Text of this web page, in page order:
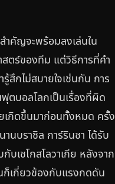
ำคัญจะพร้อมลงเล่นใน
ตร์ของทีม แต่วิธีการที่คำ
กไม่สบายใจเช่นกัน การ
ตบอลโลกเป็นเรื่องที่ผิด
ยเกิดขึ้นมาก่อนทั้งหมด ครั้ง
นบราซิล การ์รินชา ได้รับ
บเชโกสโลวาเกีย หลังจาก
ก็เกี่ยวข้องกับแรงกดดัน